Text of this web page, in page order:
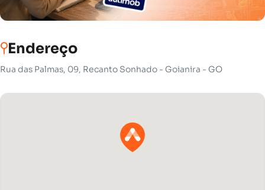
Endereço
Rua das Palmas, 09, Recanto Sonhado - Goianira - GO